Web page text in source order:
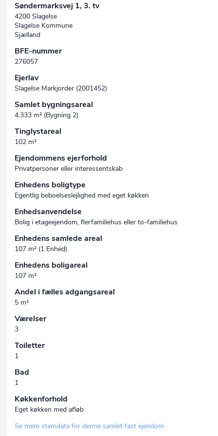
Søndermarksvej 1, 3. tv
4200 Slagelse
Slagelse Kommune
Sjælland
BFE-nummer
276057
Ejerlav
Slagelse Markjorder (2001452)
Samlet bygningsareal
4.333 m² (Bygning 2)
Tinglystareal
102 m²
Ejendommens ejerforhold
Privatpersoner eller interessentskab
Enhedens boligtype
Egentlig beboelseslejlighed med eget køkken
Enhedsanvendelse
Bolig i etageejendom, flerfamiliehus eller to-familiehus
Enhedens samlede areal
107 m² (1 Enhed)
Enhedens boligareal
107 m²
Andel i fælles adgangsareal
5 m²
Værelser
3
Toiletter
1
Bad
1
Køkkenforhold
Eget køkken med afløb
Se mere stamdata for denne samlet fast ejendom.